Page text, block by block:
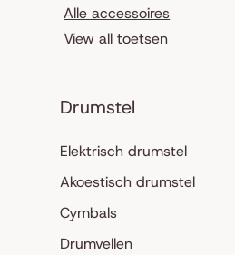
Alle accessoires
View all toetsen
Drumstel
Elektrisch drumstel
Akoestisch drumstel
Cymbals
Drumvellen